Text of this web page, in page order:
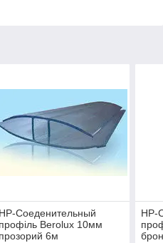
НР-Соеденительный
профіль Berolux 10мм
прозорий 6м
НР-